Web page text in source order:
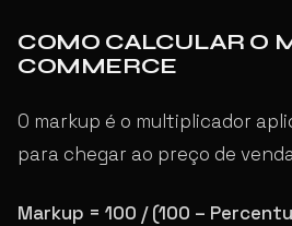
COMO CALCULAR O
COMMERCE
O markup é o multiplicador
para chegar ao preço de
Markup = 100 / (100 –